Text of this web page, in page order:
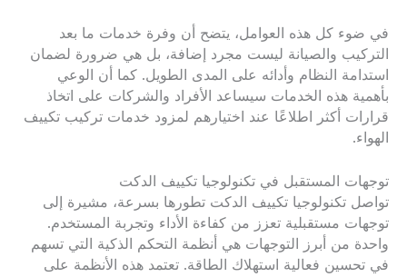
في ضوء كل هذه العوامل، يتضح أن وفرة خدمات ما بعد
التركيب والصيانة ليست مجرد إضافة، بل هي ضرورة لضمان
استدامة النظام وأدائه على المدى الطويل. كما أن الوعي
بأهمية هذه الخدمات سيساعد الأفراد والشركات على اتخاذ
قرارات أكثر اطلاعًا عند اختيارهم لمزود خدمات تركيب تكييف
الهواء.
توجهات المستقبل في تكنولوجيا تكييف الدكت
تواصل تكنولوجيا تكييف الدكت تطورها بسرعة، مشيرة إلى
توجهات مستقبلية تعزز من كفاءة الأداء وتجربة المستخدم.
واحدة من أبرز التوجهات هي أنظمة التحكم الذكية التي تسهم
في تحسين فعالية استهلاك الطاقة. تعتمد هذه الأنظمة على